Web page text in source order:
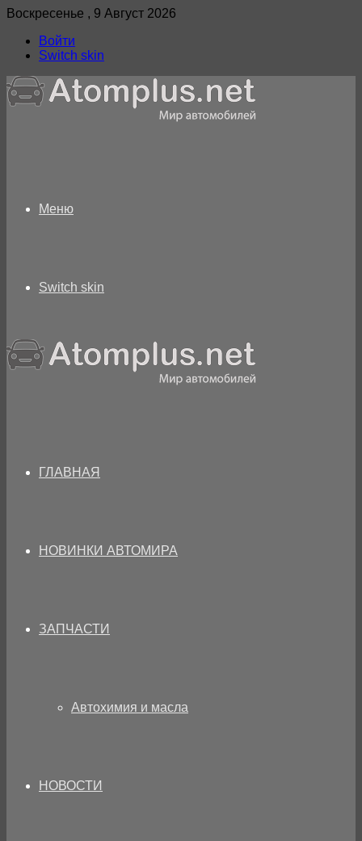
Воскресенье , 9 Август 2026
Войти
Switch skin
Меню
Switch skin
ГЛАВНАЯ
НОВИНКИ АВТОМИРА
ЗАПЧАСТИ
Автохимия и масла
НОВОСТИ